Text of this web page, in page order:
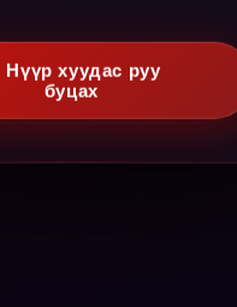
хуудас руу
буцах